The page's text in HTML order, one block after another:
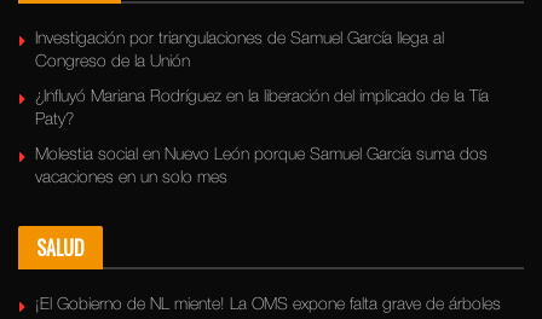
Investigación por triangulaciones de Samuel García llega al
Congreso de la Unión
¿Influyó Mariana Rodríguez en la liberación del implicado de la Tía
Paty?
Molestia social en Nuevo León porque Samuel García suma dos
vacaciones en un solo mes
SALUD
¡El Gobierno de NL miente! La OMS expone falta grave de árboles